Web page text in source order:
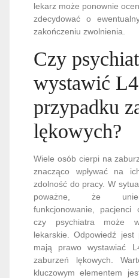
lekarz może ponownie
zdecydować o
zakończeniu zwolnienia.
Czy
wystawić
przypadku
lękowych?
Wiele osób cierpi na
znacząco wpływać na
zdolność do pracy. W
poważne, że
funkcjonowanie, pacjenci
czy psychiatra może
lekarskie. Odpowiedź
mają prawo wystawiać
zaburzeń lękowych.
kluczowym elementem